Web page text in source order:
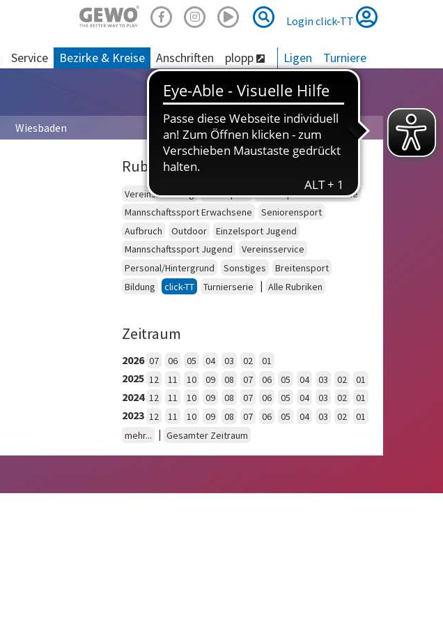
Suche
Suche
Login click-TT
Service Bezirke & Kreise Anschriften plopp Ligen Turniere
Wiesbaden
Rubriken
Vereinsberatung Schulsport
Einzelsport Erwachsene
Mannschaftssport Erwachsene
Seniorensport
Aufbruch
Outdoor
Einzelsport Jugend
Mannschaftssport Jugend
Vereinsservice
Personal/Hintergrund
Sonstiges
Breitensport
Bildung
click-TT Turnierserie | Alle Rubriken
Zeitraum
2026 07 06 05 04 03 02 01
2025 12 11 10 09 08 07 06 05 04 03 02 01
2024 12 11 10 09 08 07 06 05 04 03 02 01
2023 12 11 10 09 08 07 06 05 04 03 02
01
mehr...
| Gesamter Zeitraum